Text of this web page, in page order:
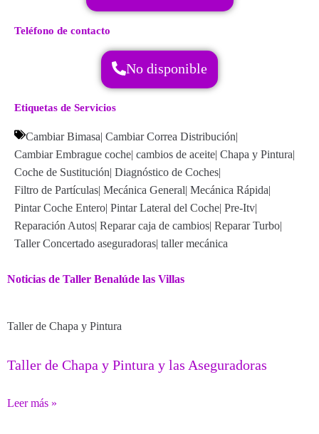
Teléfono de contacto
No disponible
Etiquetas de Servicios
Cambiar Bimasa| Cambiar Correa Distribución|
Cambiar Embrague coche| cambios de aceite| Chapa y Pintura|
Coche de Sustitución| Diagnóstico de Coches|
Filtro de Partículas| Mecánica General| Mecánica Rápida|
Pintar Coche Entero| Pintar Lateral del Coche| Pre-Itv|
Reparación Autos| Reparar caja de cambios| Reparar Turbo|
Taller Concertado aseguradoras| taller mecánica
Noticias de Taller Benalúde las Villas
Taller de Chapa y Pintura
Taller de Chapa y Pintura y las Aseguradoras
Leer más »